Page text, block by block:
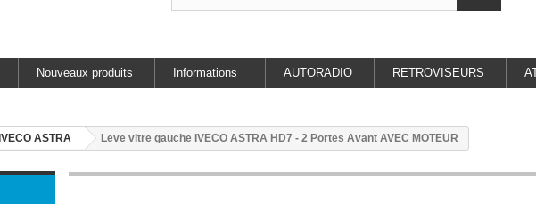
Nouveaux produits Informations AUTORADIO RETROVISEURS
IVECO ASTRA Leve vitre gauche IVECO ASTRA HD7 - 2 Portes Avant AVEC MOTEUR